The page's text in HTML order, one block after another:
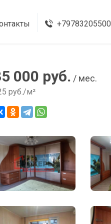
+79783205500
000 руб. / мес.
руб./м²